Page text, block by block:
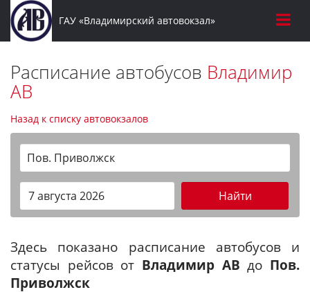
ГАУ «Владимирский автовокзал»
Расписание автобусов Владимир
АВ
Назад к списку автовокзалов
Пов. Приволжск
Найти
Здесь показано расписание автобусов и
статусы рейсов от Владимир АВ до Пов.
Приволжск